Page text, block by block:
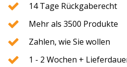
14 Tage Rückgaberecht
Mehr als 3500 Produkte
Zahlen, wie Sie wollen
1 - 2 Wochen +